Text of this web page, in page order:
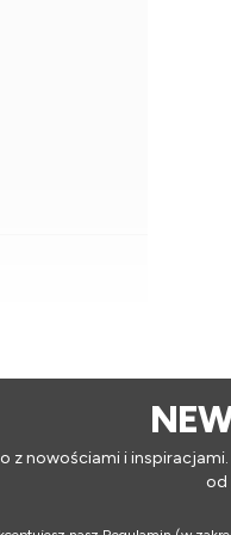
z nowościami i
od